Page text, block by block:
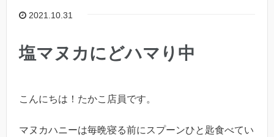
2021.10.31
塩マヌカにどハマり中
こんにちは！たかこ店員です。
マヌカハニーは毎晩寝る前にスプーンひと匙食べてい